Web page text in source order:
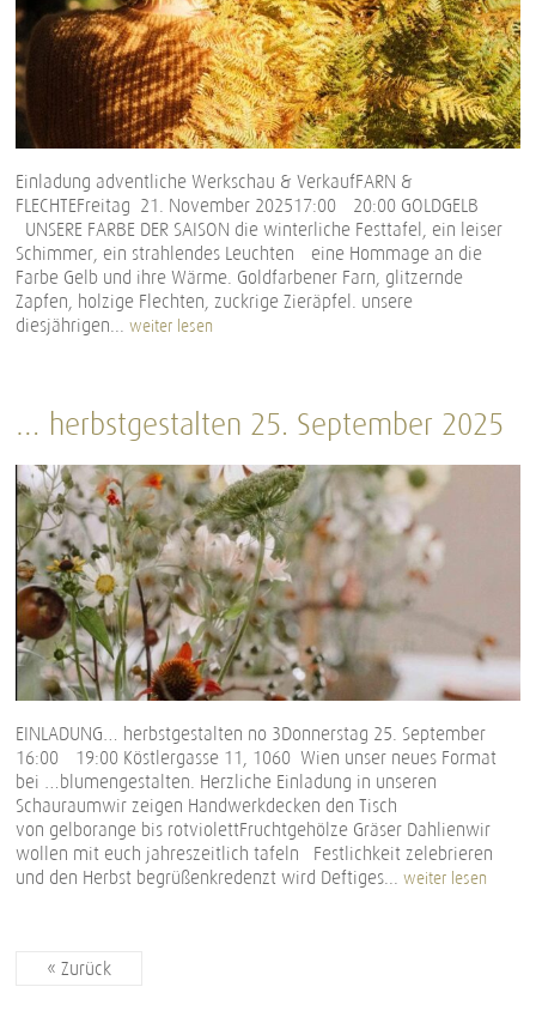
Einladung adventliche Werkschau & VerkaufFARN &
FLECHTEFreitag 21. November 202517:00 – 20:00 GOLDGELB –
UNSERE FARBE DER SAISON die winterliche Festtafel, ein leiser
Schimmer, ein strahlendes Leuchten – eine Hommage an die
Farbe Gelb und ihre Wärme. Goldfarbener Farn, glitzernde
Zapfen, holzige Flechten, zuckrige Zieräpfel. unsere
diesjährigen...weiter lesen
… herbstgestalten 25. September 2025
EINLADUNG… herbstgestalten no 3Donnerstag 25. September
16:00 – 19:00 Köstlergasse 11, 1060 Wien unser neues Format
bei …blumengestalten. Herzliche Einladung in unseren
Schauraumwir zeigen Handwerkdecken den Tisch
von gelborange bis rotviolettFruchtgehölze Gräser Dahlienwir
wollen mit euch jahreszeitlich tafeln Festlichkeit zelebrieren
und den Herbst begrüßenkredenzt wird Deftiges...weiter lesen
« Zurück